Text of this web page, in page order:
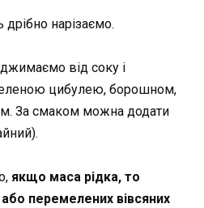
нарізаємо.
від соку і
цибулею, борошном,
За смаком можна додати
якщо маса рідка, то
перемелених вівсяних